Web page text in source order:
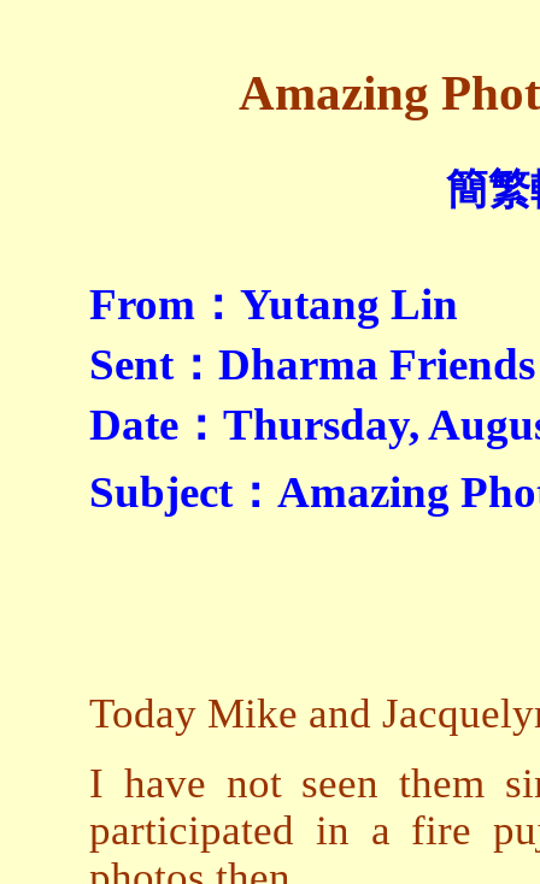
Amazing
簡
From：Yutang Lin
Sent：Dharma Friends
Date：Thursday,
Subject：Amazing
Today Mike and
I have not seen them
participated in a fire